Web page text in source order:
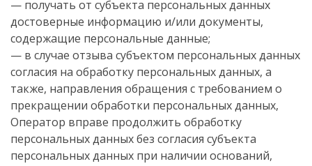
— получать от субъекта персональных данных
достоверные информацию и/или документы,
содержащие персональные данные;
— в случае отзыва субъектом персональных данных
согласия на обработку персональных данных, а
также, направления обращения с требованием о
прекращении обработки персональных данных,
Оператор вправе продолжить обработку
персональных данных без согласия субъекта
персональных данных при наличии оснований,